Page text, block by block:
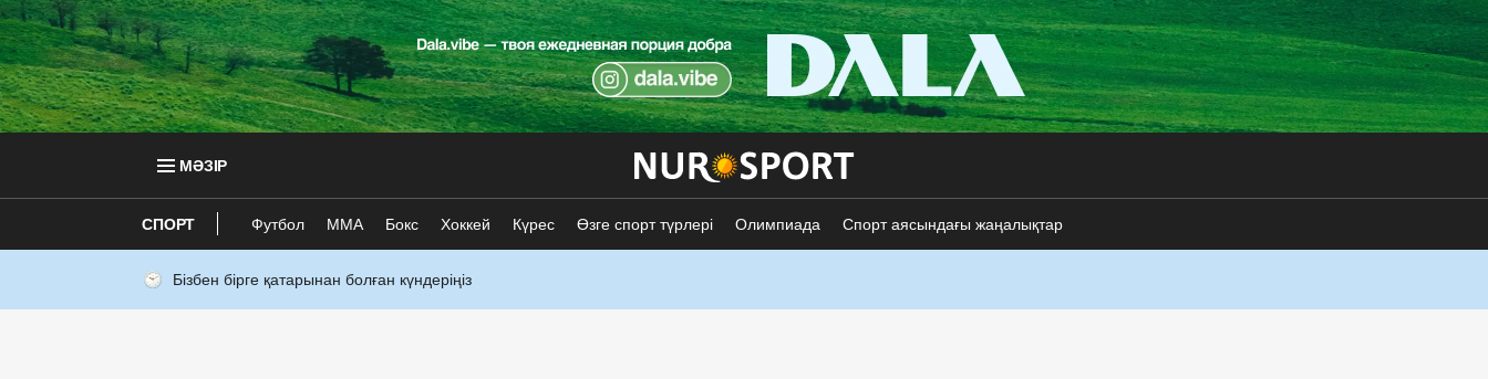
МӘЗІР
СПОРТ Футбол ММА Бокс Хоккей Күрес Өзге спорт түрлері Олимпиада Спорт аясындағы жаңалықтар
Бізбен бірге қатарынан болған күндеріңіз